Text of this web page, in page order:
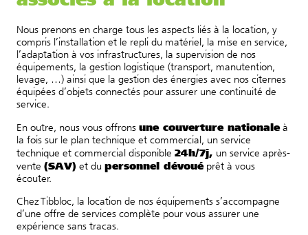
Nous prenons en charge tous les aspects liés à la location, y
compris l’installation et le repli du matériel, la mise en service,
l’adaptation à vos infrastructures, la supervision de nos
équipements, la gestion logistique (transport, manutention,
levage, …) ainsi que la gestion des énergies avec nos citernes
équipées d’objets connectés pour assurer une continuité de
service.
En outre, nous vous offrons une couverture nationaleà
la fois sur le plan technique et commercial, un service
technique et commercial disponible 24h/7j, un service après-
vente (SAV) et du personnel dévouéprêt à vous
écouter.
Chez Tibbloc, la location de nos équipements s’accompagne
d’une offre de services complète pour vous assurer une
expérience sans tracas.